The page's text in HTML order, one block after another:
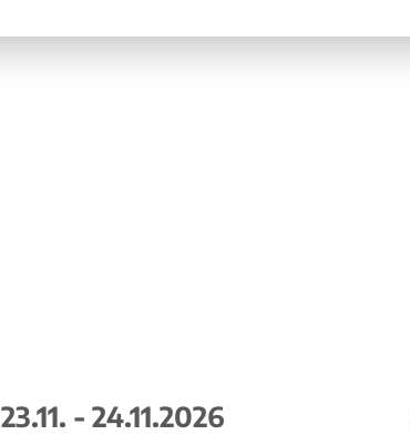
23.11. - 24.11.2026